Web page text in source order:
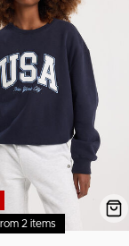
2 items